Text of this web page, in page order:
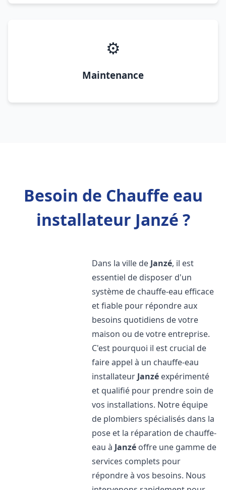
⚙️
Maintenance
Besoin de Chauffe eau
installateur Janzé ?
Dans la ville de Janzé, il est
essentiel de disposer d'un
système de chauffe-eau efficace
et fiable pour répondre aux
besoins quotidiens de votre
maison ou de votre entreprise.
C'est pourquoi il est crucial de
faire appel à un chauffe-eau
installateur Janzé expérimenté
et qualifié pour prendre soin de
vos installations. Notre équipe
de plombiers spécialisés dans la
pose et la réparation de chauffe-
eau à Janzé offre une gamme de
services complets pour
répondre à vos besoins. Nous